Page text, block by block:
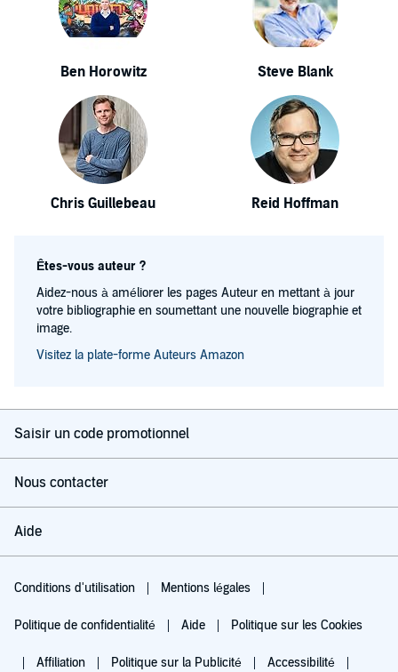
Ben Horowitz Steve Blank
Chris Guillebeau Reid Hoffman
Êtes-vous auteur ?
Aidez-nous à améliorer les pages Auteur en mettant à jour
votre bibliographie en soumettant une nouvelle biographie et
image.
Visitez la plate-forme Auteurs Amazon
Saisir un code promotionnel
Nous contacter
Aide
Conditions d'utilisation Mentions légales
Politique de confidentialité Aide Politique sur les Cookies
Affiliation Politique sur la Publicité Accessibilité